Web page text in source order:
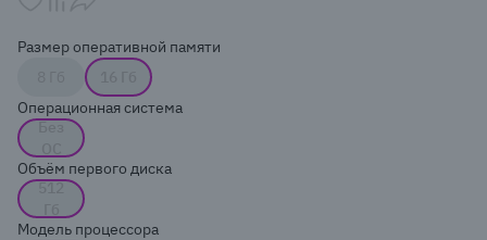
Размер оперативной памяти
Операционная система
Без
Объём первого диска
512
Модель процессора